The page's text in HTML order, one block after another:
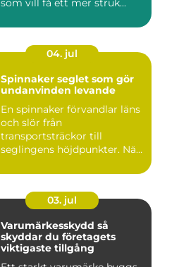
som vill få ett mer struk...
04. jul
Spinnaker seglet som gör
undanvinden levande
En spinnaker förvandlar läns
och slör från
transportsträckor till
seglingens höjdpunkter. När
03. jul
Varumärkesskydd så
skyddar du företagets
viktigaste tillgång